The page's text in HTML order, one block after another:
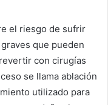
el riesgo de sufrir
que pueden
con cirugías
se llama ablación
utilizado para